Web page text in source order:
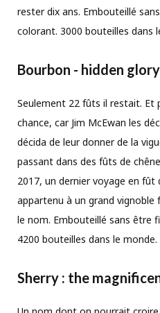
rester dix ans. Embouteillé
colorant. 3000 bouteilles dans
Bourbon - hidden glory
Seulement 22 fûts il restait. Et
chance, car Jim McEwan les
décida de leur donner de la
passant dans des fûts de
2017, un dernier voyage en fût
appartenu à un grand
le nom. Embouteillé sans être
4200 bouteilles dans le monde.
Sherry : the